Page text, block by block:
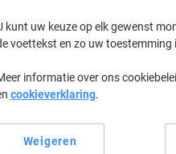
kunt uw keuze op elk gewenst
voettekst en zo uw toestemming
informatie over ons
cookieverklaring.
Weigeren